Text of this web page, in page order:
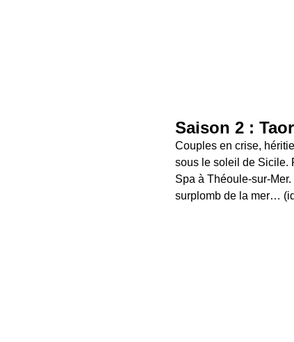
Saison 2 :
Couples en crise,
sous le soleil de Sicile.
Spa à Théoule-sur-
surplomb de la mer…